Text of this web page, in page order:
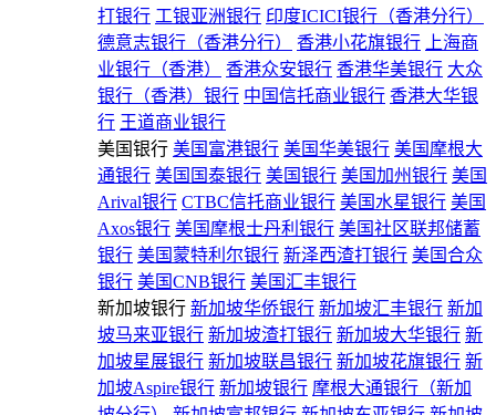
打银行 工银亚洲银行 印度ICICI银行（香港分行）
德意志银行（香港分行）
香港小花旗银行
上海商
业银行（香港）
香港众安银行 香港华美银行 大众
银行（香港）银行 中国信托商业银行 香港大华银
行 王道商业银行
美国银行 美国富港银行 美国华美银行 美国摩根大
通银行 美国国泰银行 美国银行 美国加州银行 美国
Arival银行 CTBC信托商业银行 美国水星银行 美国
Axos银行 美国摩根士丹利银行 美国社区联邦储蓄
银行 美国蒙特利尔银行 新泽西渣打银行 美国合众
银行 美国CNB银行 美国汇丰银行
新加坡银行 新加坡华侨银行 新加坡汇丰银行 新加
坡马来亚银行 新加坡渣打银行 新加坡大华银行 新
加坡星展银行 新加坡联昌银行 新加坡花旗银行 新
加坡Aspire银行 新加坡银行 摩根大通银行（新加